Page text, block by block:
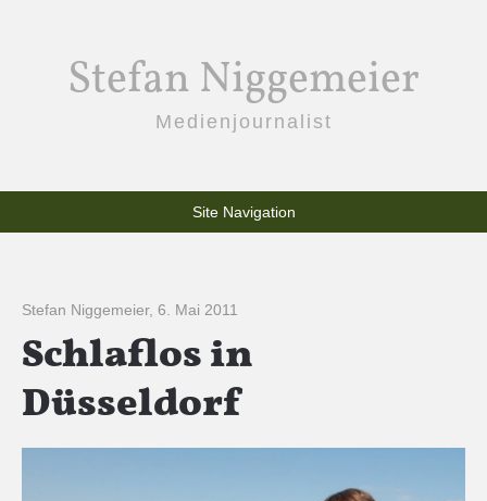
Stefan Niggemeier
Medienjournalist
Site Navigation
Stefan Niggemeier, 6. Mai 2011
Schlaflos in
Düsseldorf